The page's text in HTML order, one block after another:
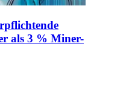
als 3 % Miner-